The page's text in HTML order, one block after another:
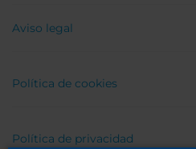
Aviso legal
Política de cookies
Política de privacidad